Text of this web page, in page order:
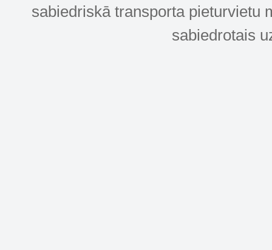
sabiedriskā transporta pieturvietu
sabiedrotais